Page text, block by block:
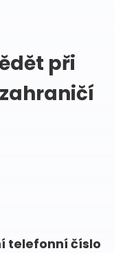
při
telefonní číslo